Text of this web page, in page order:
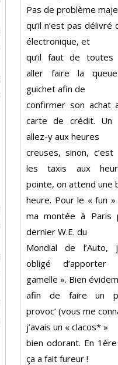
Pas de problème
qu’il n’est pas délivré
électronique, et
qu’il faut de toutes
aller faire la
guichet afin de
confirmer son achat
carte de crédit. Un
allez-y aux heures
creuses, sinon, c’est
les taxis aux
pointe, on attend une
heure. Pour le « fun
ma montée à Paris
dernier W.E. du
Mondial de l’Auto,
obligé
gamelle ». Bien
afin de faire un
provoc’ (vous me
j’avais un « clacos* »
bien odorant. En
ça a fait fureur !